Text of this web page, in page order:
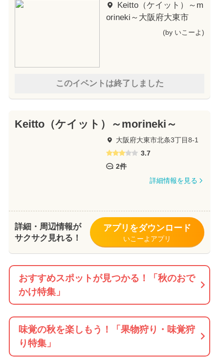
Keitto（ケイット）～m
orineki～大阪府大東市
(by いこーよ)
このイベントは終了しました
Keitto（ケイット）～morineki～
大阪府大東市北条3丁目8-1
3.7
2件
詳細情報を見る
詳細・周辺情報が
サクサク見れる！
アプリをダウンロード
いこーよアプリ
おすすめスポットが見つかる！「秋のおで
かけ特集」
味覚の秋を楽しもう！「果物狩り・味覚狩
り特集」